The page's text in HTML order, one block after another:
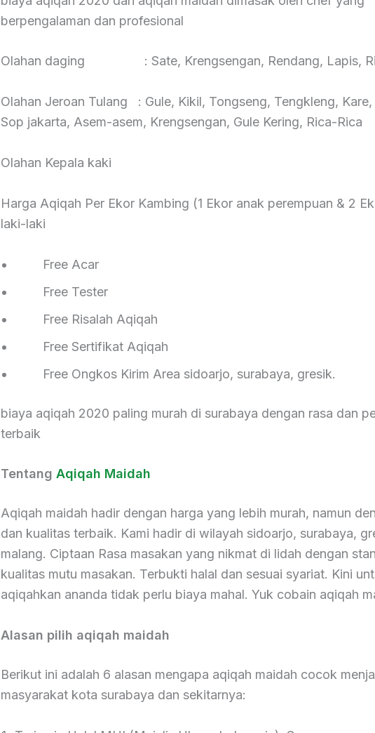
berpengalaman dan profesional
Olahan daging : Sate, Krengsengan, Rendang, Lapis,
Olahan Jeroan Tulang : Gule, Kikil, Tongseng, Tengkleng,
Sop jakarta, Asem-asem, Krengsengan, Gule Kering, Rica-Rica
Olahan Kepala kaki
Harga Aqiqah Per Ekor Kambing (1 Ekor anak perempuan & 2
laki-laki
Free Acar
Free Tester
Free Risalah Aqiqah
Free Sertifikat Aqiqah
Free Ongkos Kirim Area sidoarjo, surabaya, gresik.
biaya aqiqah 2020 paling murah di surabaya dengan rasa dan
terbaik
Tentang Aqiqah Maidah
Aqiqah maidah hadir dengan harga yang lebih murah, namun
dan kualitas terbaik. Kami hadir di wilayah sidoarjo, surabaya,
malang. Ciptaan Rasa masakan yang nikmat di lidah dengan
kualitas mutu masakan. Terbukti halal dan sesuai syariat. Kini
aqiqahkan ananda tidak perlu biaya mahal. Yuk cobain aqiqah
Alasan pilih aqiqah maidah
Berikut ini adalah 6 alasan mengapa aqiqah maidah cocok
masyarakat kota surabaya dan sekitarnya: